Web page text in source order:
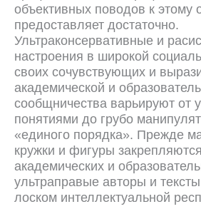
объективных поводов к этому
предоставляет достаточно.
Ультраконсервативные и
настроения в широкой
своих сочувствующих и
академической и
сообщничества варьируют от
понятиями до грубо
«единого порядка». Прежде
кружки и фигуры
академических и
ультраправые авторы и
лоском интеллектуальной